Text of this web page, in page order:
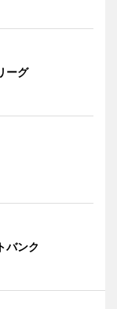
ーグ
バンク